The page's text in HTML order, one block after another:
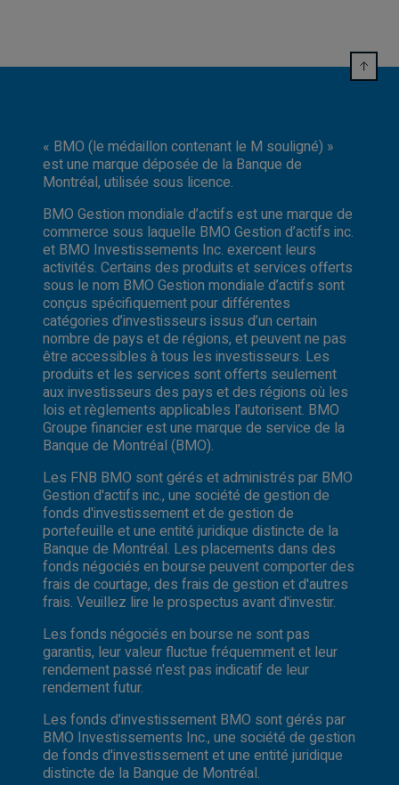
« BMO (le médaillon contenant le M souligné) »
est une marque déposée de la Banque de
Montréal, utilisée sous licence.
BMO Gestion mondiale d’actifs est une marque de
commerce sous laquelle BMO Gestion d’actifs inc.
et BMO Investissements Inc. exercent leurs
activités. Certains des produits et services offerts
sous le nom BMO Gestion mondiale d’actifs sont
conçus spécifiquement pour différentes
catégories d’investisseurs issus d’un certain
nombre de pays et de régions, et peuvent ne pas
être accessibles à tous les investisseurs. Les
produits et les services sont offerts seulement
aux investisseurs des pays et des régions où les
lois et règlements applicables l’autorisent. BMO
Groupe financier est une marque de service de la
Banque de Montréal (BMO).
Les FNB BMO sont gérés et administrés par BMO
Gestion d'actifs inc., une société de gestion de
fonds d'investissement et de gestion de
portefeuille et une entité juridique distincte de la
Banque de Montréal. Les placements dans des
fonds négociés en bourse peuvent comporter des
frais de courtage, des frais de gestion et d'autres
frais. Veuillez lire le prospectus avant d'investir.
Les fonds négociés en bourse ne sont pas
garantis, leur valeur fluctue fréquemment et leur
rendement passé n'est pas indicatif de leur
rendement futur.
Les fonds d'investissement BMO sont gérés par
BMO Investissements Inc., une société de gestion
de fonds d'investissement et une entité juridique
distincte de la Banque de Montréal.